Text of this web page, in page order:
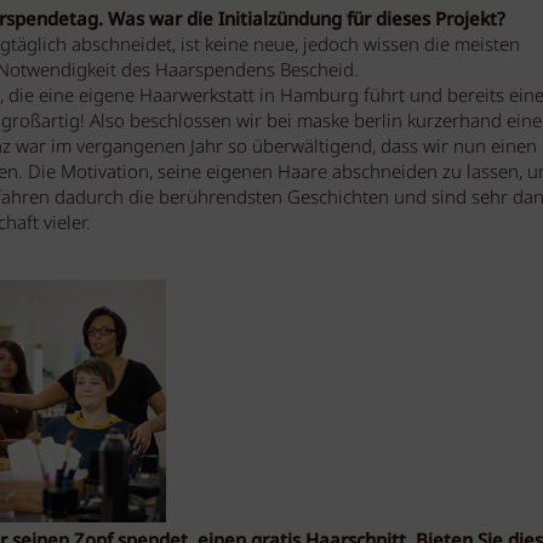
Was war die Initialzündung für dieses Projekt?
abschneidet, ist keine neue, jedoch wissen die meisten
des Haarspendens Bescheid.
eine eigene Haarwerkstatt in Hamburg führt und bereits
Also beschlossen wir bei maske berlin kurzerhand
war im vergangenen Jahr so überwältigend, dass wir nun einen
Die Motivation, seine eigenen Haare abschneiden zu lassen,
dadurch die berührendsten Geschichten und sind sehr
vieler.